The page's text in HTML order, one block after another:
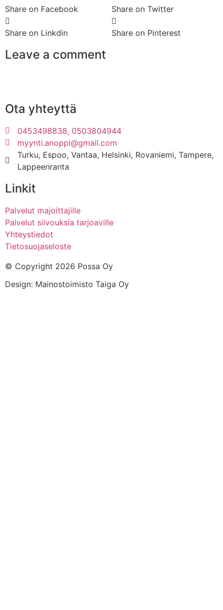
Share on Facebook Share on Twitter
Share on Linkdin Share on Pinterest
Leave a comment
Ota yhteyttä
0453498838, 0503804944
myynti.anoppi@gmail.com
Turku, Espoo, Vantaa, Helsinki, Rovaniemi, Tampere,
Lappeenranta
Linkit
Palvelut majoittajille
Palvelut siivouksia tarjoaville
Yhteystiedot
Tietosuojaseloste
© Copyright 2026 Possa Oy
Design: Mainostoimisto Taiga Oy